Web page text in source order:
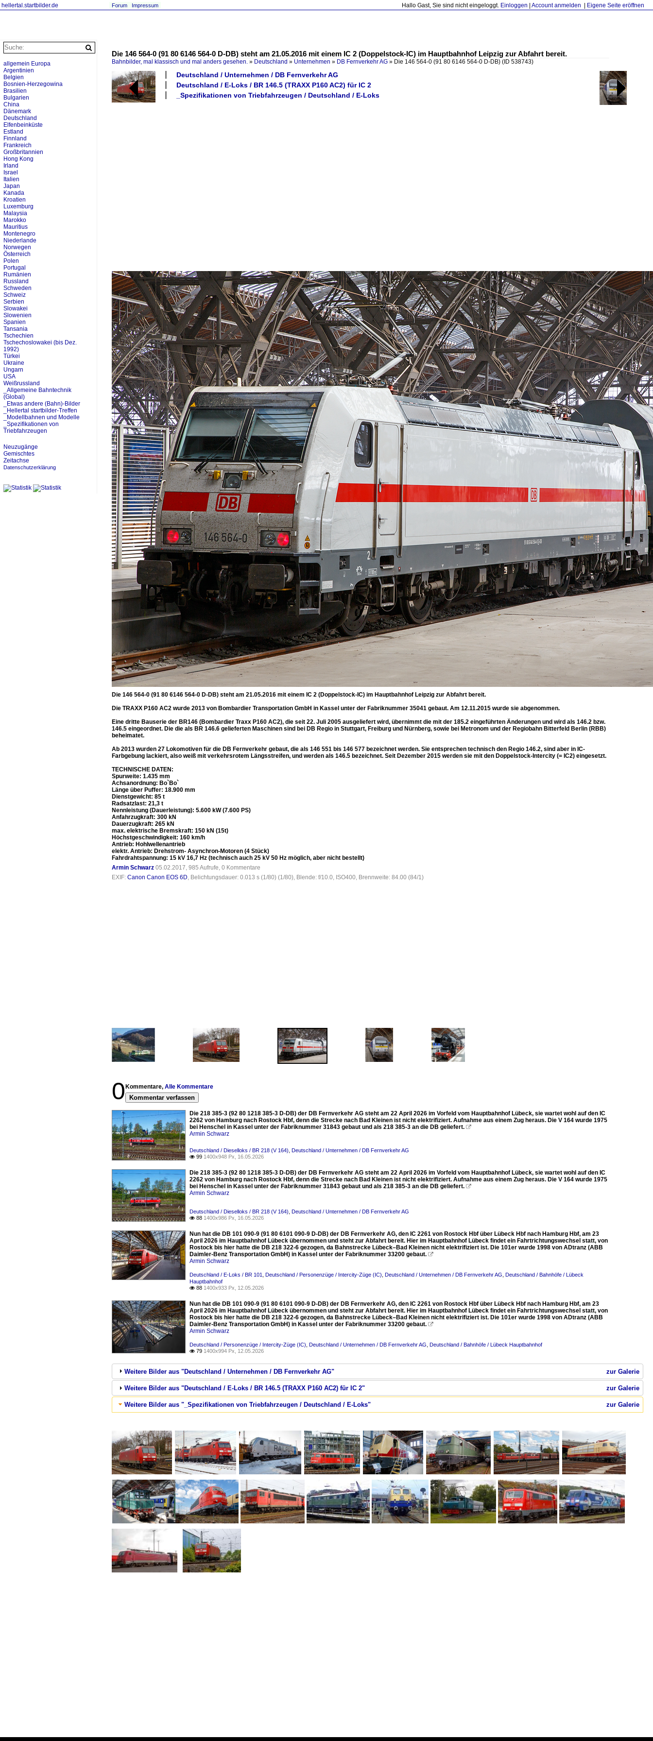
hellertal.startbilder.de Hallo Gast, Sie sind nicht eingeloggt. Einloggen Account anmelden Eigene Seite eröffnen
Forum Impressum
Die 146 564-0 (91 80 6146 564-0 D-DB) steht am 21.05.2016 mit einem IC 2 (Doppelstock-IC) im Hauptbahnhof Leipzig zur Abfahrt bereit.
Bahnbilder, mal klassisch und mal anders gesehen. » Deutschland » Unternehmen » DB Fernverkehr AG » Die 146 564-0 (91 80 6146 564-0 D-DB) (ID 538743)
Deutschland / Unternehmen / DB Fernverkehr AG
Deutschland / E-Loks / BR 146.5 (TRAXX P160 AC2) für IC 2
_Spezifikationen von Triebfahrzeugen / Deutschland / E-Loks
Die 146 564-0 (91 80 6146 564-0 D-DB) steht am 21.05.2016 mit einem IC 2 (Doppelstock-IC) im Hauptbahnhof Leipzig zur Abfahrt bereit.
Die TRAXX P160 AC2 wurde 2013 von Bombardier Transportation GmbH in Kassel unter der Fabriknummer 35041 gebaut. Am 12.11.2015 wurde sie abgenommen.
Eine dritte Bauserie der BR146 (Bombardier Traxx P160 AC2), die seit 22. Juli 2005 ausgeliefert wird, übernimmt die mit der 185.2 eingeführten Änderungen und wird als 146.2 bzw.
146.5 eingeordnet. Die die als BR 146.6 gelieferten Maschinen sind bei DB Regio in Stuttgart, Freiburg und Nürnberg, sowie bei Metronom und der Regiobahn Bitterfeld Berlin (RBB)
beheimatet.
Ab 2013 wurden 27 Lokomotiven für die DB Fernverkehr gebaut, die als 146 551 bis 146 577 bezeichnet werden. Sie entsprechen technisch den Regio 146.2, sind aber in IC-
Farbgebung lackiert, also weiß mit verkehrsrotem Längsstreifen, und werden als 146.5 bezeichnet. Seit Dezember 2015 werden sie mit den Doppelstock-Intercity (= IC2) eingesetzt.
TECHNISCHE DATEN:
Spurweite: 1.435 mm
Achsanordnung: Bo`Bo`
Länge über Puffer: 18.900 mm
Dienstgewicht: 85 t
Radsatzlast: 21,3 t
Nennleistung (Dauerleistung): 5.600 kW (7.600 PS)
Anfahrzugkraft: 300 kN
Dauerzugkraft: 265 kN
max. elektrische Bremskraft: 150 kN (15t)
Höchstgeschwindigkeit: 160 km/h
Antrieb: Hohlwellenantrieb
elektr. Antrieb: Drehstrom- Asynchron-Motoren (4 Stück)
Fahrdrahtspannung: 15 kV 16,7 Hz (technisch auch 25 kV 50 Hz möglich, aber nicht bestellt)
Armin Schwarz 05.02.2017, 985 Aufrufe, 0 Kommentare
EXIF: Canon Canon EOS 6D, Belichtungsdauer: 0.013 s (1/80) (1/80), Blende: f/10.0, ISO400, Brennweite: 84.00 (84/1)
0 Kommentare, Alle Kommentare
Kommentar verfassen
Die 218 385-3 (92 80 1218 385-3 D-DB) der DB Fernverkehr AG steht am 22 April 2026 im Vorfeld vom Hauptbahnhof Lübeck, sie wartet wohl auf den IC
2262 von Hamburg nach Rostock Hbf, denn die Strecke nach Bad Kleinen ist nicht elektrifiziert. Aufnahme aus einem Zug heraus. Die V 164 wurde 1975
bei Henschel in Kassel unter der Fabriknummer 31843 gebaut und als 218 385-3 an die DB geliefert. 
Armin Schwarz
Deutschland / Dieselloks / BR 218 (V 164) Deutschland / Unternehmen / DB Fernverkehr AG
 99 1400x948 Px, 16.05.2026
Die 218 385-3 (92 80 1218 385-3 D-DB) der DB Fernverkehr AG steht am 22 April 2026 im Vorfeld vom Hauptbahnhof Lübeck, sie wartet wohl auf den IC
2262 von Hamburg nach Rostock Hbf, denn die Strecke nach Bad Kleinen ist nicht elektrifiziert. Aufnahme aus einem Zug heraus. Die V 164 wurde 1975
bei Henschel in Kassel unter der Fabriknummer 31843 gebaut und als 218 385-3 an die DB geliefert. 
Armin Schwarz
Deutschland / Dieselloks / BR 218 (V 164) Deutschland / Unternehmen / DB Fernverkehr AG
 88 1400x986 Px, 16.05.2026
Nun hat die DB 101 090-9 (91 80 6101 090-9 D-DB) der DB Fernverkehr AG, den IC 2261 von Rostock Hbf über Lübeck Hbf nach Hamburg Hbf, am 23
April 2026 im Hauptbahnhof Lübeck übernommen und steht zur Abfahrt bereit. Hier im Hauptbahnhof Lübeck findet ein Fahrtrichtungswechsel statt, von
Rostock bis hier hatte die DB 218 322-6 gezogen, da Bahnstrecke Lübeck–Bad Kleinen nicht elektrifiziert ist. Die 101er wurde 1998 von ADtranz (ABB
Daimler-Benz Transportation GmbH) in Kassel unter der Fabriknummer 33200 gebaut. 
Armin Schwarz
Deutschland / E-Loks / BR 101 Deutschland / Personenzüge / Intercity-Züge (IC) Deutschland / Unternehmen / DB Fernverkehr AG Deutschland / Bahnhöfe / Lübeck
Hauptbahnhof
 88 1400x933 Px, 12.05.2026
Nun hat die DB 101 090-9 (91 80 6101 090-9 D-DB) der DB Fernverkehr AG, den IC 2261 von Rostock Hbf über Lübeck Hbf nach Hamburg Hbf, am 23
April 2026 im Hauptbahnhof Lübeck übernommen und steht zur Abfahrt bereit. Hier im Hauptbahnhof Lübeck findet ein Fahrtrichtungswechsel statt, von
Rostock bis hier hatte die DB 218 322-6 gezogen, da Bahnstrecke Lübeck–Bad Kleinen nicht elektrifiziert ist. Die 101er wurde 1998 von ADtranz (ABB
Daimler-Benz Transportation GmbH) in Kassel unter der Fabriknummer 33200 gebaut. 
Armin Schwarz
Deutschland / Personenzüge / Intercity-Züge (IC) Deutschland / Unternehmen / DB Fernverkehr AG Deutschland / Bahnhöfe / Lübeck Hauptbahnhof
 79 1400x994 Px, 12.05.2026
zur Galerie
Weitere Bilder aus "Deutschland / Unternehmen / DB Fernverkehr AG"
zur Galerie
Weitere Bilder aus "Deutschland / E-Loks / BR 146.5 (TRAXX P160 AC2) für IC 2"
zur Galerie
Weitere Bilder aus "_Spezifikationen von Triebfahrzeugen / Deutschland / E-Loks"
allgemein Europa
Argentinien
Belgien
Bosnien-Herzegowina
Brasilien
Bulgarien
China
Dänemark
Deutschland
Elfenbeinküste
Estland
Finnland
Frankreich
Großbritannien
Hong Kong
Irland
Israel
Italien
Japan
Kanada
Kroatien
Luxemburg
Malaysia
Marokko
Mauritius
Montenegro
Niederlande
Norwegen
Österreich
Polen
Portugal
Rumänien
Russland
Schweden
Schweiz
Serbien
Slowakei
Slowenien
Spanien
Tansania
Tschechien
Tschechoslowakei (bis Dez.
1992)
Türkei
Ukraine
Ungarn
USA
Weißrussland
_Allgemeine Bahntechnik
(Global)
_Etwas andere (Bahn)-Bilder
_Hellertal startbilder-Treffen
_Modellbahnen und Modelle
_Spezifikationen von
Triebfahrzeugen
Neuzugänge
Gemischtes
Zeitachse
Datenschutzerklärung